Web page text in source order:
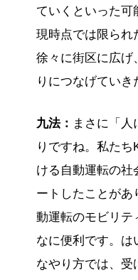
ていくといった可
現時点では限られ
徐々に街区に広げ
りにつなげていき
九法： まさに「人
りですね。私た
ける自動運転の社
ートしたことがあ
動運転のモビリテ
なに便利です。は
なやり方では、受